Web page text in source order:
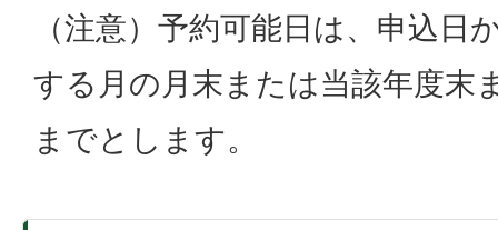
（注意）予約可能日は、申込日
する月の月末または当該年度末
までとします。